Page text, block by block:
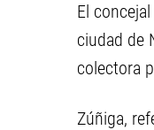
El
ciudad de
colectora
Zúñiga,